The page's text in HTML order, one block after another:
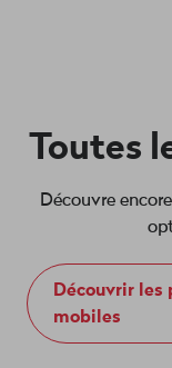
Toutes
Découvre
Découvrir les
mobiles